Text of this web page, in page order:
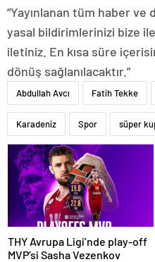
“Yayınlanan tüm haber
yasal bildirimlerinizi bize
iletiniz. En kısa süre
dönüş sağlanılacaktır.”
Abdullah Avcı Fatih Tekke
Karadeniz Spor süper
THY Avrupa Ligi’nde play-off
MVP’si Sasha Vezenkov